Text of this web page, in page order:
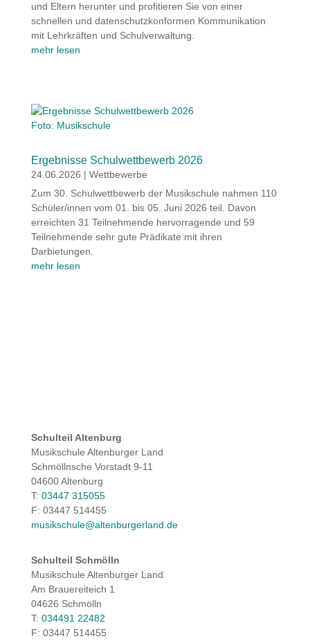
und Eltern herunter und profitieren Sie von einer
schnellen und datenschutzkonformen Kommunikation
mit Lehrkräften und Schulverwaltung.
mehr lesen
Foto: Musikschule
Ergebnisse Schulwettbewerb 2026
24.06.2026 | Wettbewerbe
Zum 30. Schulwettbewerb der Musikschule nahmen 110
Schüler/innen vom 01. bis 05. Juni 2026 teil. Davon
erreichten 31 Teilnehmende hervorragende und 59
Teilnehmende sehr gute Prädikate mit ihren
Darbietungen.
mehr lesen
Schulteil Altenburg
Musikschule Altenburger Land
Schmöllnsche Vorstadt 9-11
04600 Altenburg
T: 03447 315055
F: 03447 514455
musikschule@altenburgerland.de
Schulteil Schmölln
Musikschule Altenburger Land
Am Brauereiteich 1
04626 Schmölln
T: 034491 22482
F: 03447 514455